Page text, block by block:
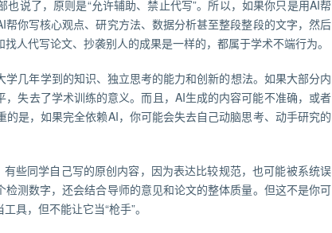
说了，原则是“允许辅助、禁止代写”。所以，如果你只是用AI帮
你写核心观点、研究方法、数据分析甚至整段整段的文字，然后
人代写论文、抄袭别人的成果是一样的，都属于学术不端行为。
几年学到的知识、独立思考的能力和创新的想法。如果大部分内
失去了学术训练的意义。而且，AI生成的内容可能不准确，或者
是，如果完全依赖AI，你可能会失去自己动脑思考、动手研究的
些同学自己写的原创内容，因为表达比较规范，也可能被系统误
测数字，还会结合导师的意见和论文的整体质量。但这不是你可
具，但不能让它当“枪手”。